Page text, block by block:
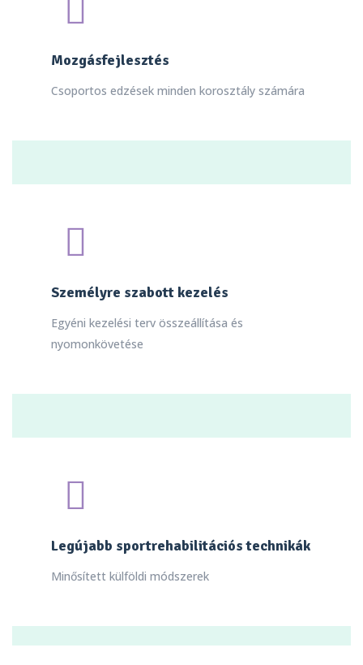
Mozgásfejlesztés
Csoportos edzések minden korosztály számára
Személyre szabott kezelés
Egyéni kezelési terv összeállítása és
nyomonkövetése
Legújabb sportrehabilitációs technikák
Minősített külföldi módszerek